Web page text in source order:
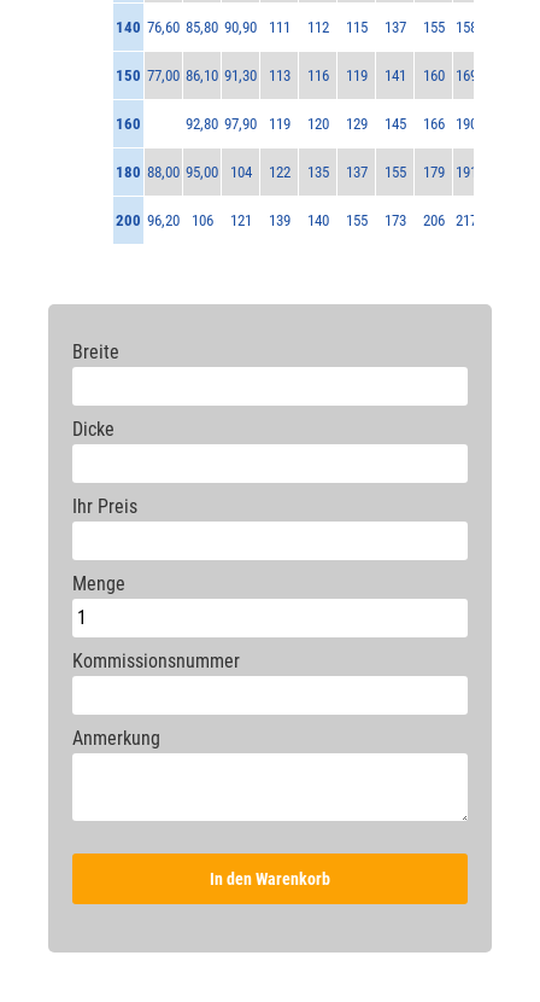
Breite
Dicke
Ihr Preis
Menge
Kommissionsnummer
Anmerkung
In den Warenkorb
140 76,60 85,80 90,90 111 112 115 137 155 158
150 77,00 86,10 91,30 113 116 119 141 160 169
160 92,80 97,90 119 120 129 145 166 190
180 88,00 95,00 104 122 135 137 155 179 191
200 96,20 106 121 139 140 155 173 206 217
300 136 147 166 193 211 213 233 260 275